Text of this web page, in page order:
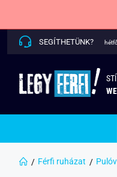
SEGÍTHETÜNK?
Férfi ruházat